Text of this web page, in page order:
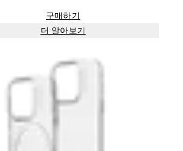
구매하기
더 알아보기